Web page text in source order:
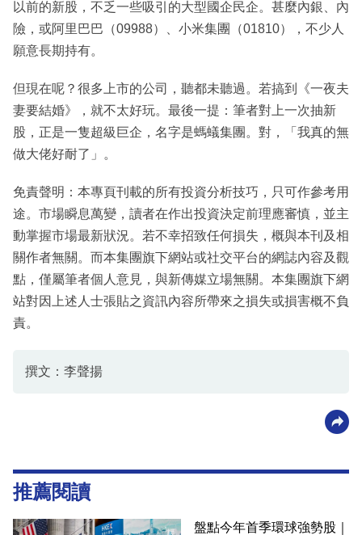
以前的新股，不乏一些吸引的大型國企民企。甚麼內銀、內
險，或阿里巴巴（09988）、小米集團（01810），不少人
願意長期持有。
但現在呢？很多上市的公司，聽都未聽過。若搞到《一夜夫
妻要結婚》，就不太好玩。最後一提：筆者對上一次抽新
股，正是一隻超級巨企，名字是螞蟻集團。對，「我真的無
做大佬好耐了」。
免責聲明：本專頁刊載的所有投資分析技巧，只可作參考用
途。市場瞬息萬變，讀者在作出投資決定前理應審慎，並主
動掌握市場最新狀況。若不幸招致任何損失，概與本刊及相
關作者無關。而本集團旗下網站或社交平台的網誌內容及觀
點，僅屬筆者個人意見，與新傳媒立場無關。本集團旗下網
站對因上述人士張貼之資訊內容所帶來之損失或損害概不負
責。
撰文：李聲揚
推薦閱讀
盤點今年首季環球強勢股｜